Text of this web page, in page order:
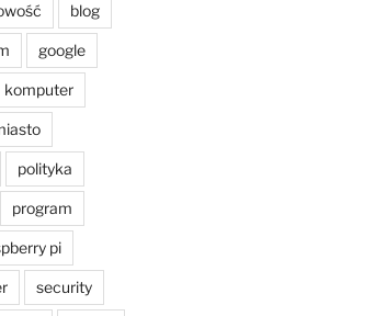
blog
google
komputer
polityka
program
pi
security